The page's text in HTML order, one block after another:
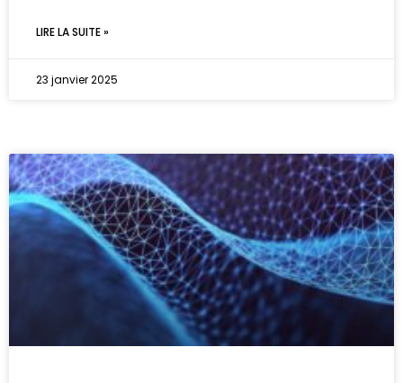
LIRE LA SUITE »
23 janvier 2025